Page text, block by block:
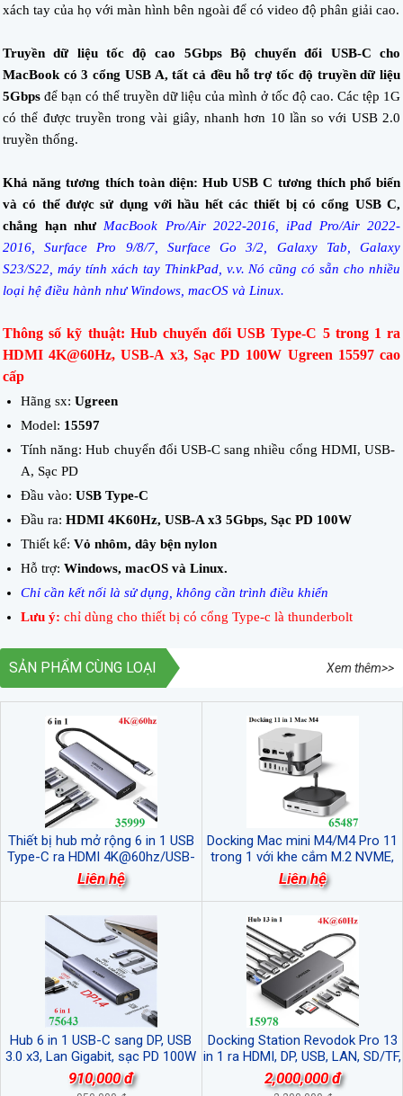
xách tay của họ với màn hình bên ngoài để có video độ phân giải cao.
Truyền dữ liệu tốc độ cao 5Gbps Bộ chuyển đổi USB-C cho
MacBook có 3 cổng USB A, tất cả đều hỗ trợ tốc độ truyền dữ liệu
5Gbps để bạn có thể truyền dữ liệu của mình ở tốc độ cao. Các tệp 1G
có thể được truyền trong vài giây, nhanh hơn 10 lần so với USB 2.0
truyền thống.
Khả năng tương thích toàn diện: Hub USB C tương thích phổ biến
và có thể được sử dụng với hầu hết các thiết bị có cổng USB C,
chẳng hạn như MacBook Pro/Air 2022-2016, iPad Pro/Air 2022-
2016, Surface Pro 9/8/7, Surface Go 3/2, Galaxy Tab, Galaxy
S23/S22, máy tính xách tay ThinkPad, v.v. Nó cũng có sẵn cho nhiều
loại hệ điều hành như Windows, macOS và Linux.
Thông số kỹ thuật: Hub chuyển đổi USB Type-C 5 trong 1 ra
HDMI 4K@60Hz, USB-A x3, Sạc PD 100W Ugreen 15597 cao
cấp
Hãng sx: Ugreen
Model: 15597
Tính năng: Hub chuyển đổi USB-C sang nhiều cổng HDMI, USB-
A, Sạc PD
Đầu vào: USB Type-C
Đầu ra: HDMI 4K60Hz, USB-A x3 5Gbps, Sạc PD 100W
Thiết kế: Vỏ nhôm, dây bện nylon
Hỗ trợ: Windows, macOS và Linux.
Chỉ cần kết nối là sử dụng, không cần trình điều khiển
Lưu ý: chỉ dùng cho thiết bị có cổng Type-c là thunderbolt
Xem thêm>>
SẢN PHẨM CÙNG LOẠI
Thiết bị hub mở rộng 6 in 1 USB
Type-C ra HDMI 4K@60hz/USB-
A/USB-C/PD Ugreen 35999 cao
cấp
Liên hệ
Docking Mac mini M4/M4 Pro 11
trong 1 với khe cắm M.2 NVME,
USB-A và USB-C, SD/TF Ugreen
65487
Liên hệ
Hub 6 in 1 USB-C sang DP, USB
3.0 x3, Lan Gigabit, sạc PD 100W
hỗ trợ 4K/60Hz Ugreen 75643 cao
cấp
910,000 đ
Docking Station Revodok Pro 13
in 1 ra HDMI, DP, USB, LAN, SD/TF,
PD 100W Ugreen 15978 cao cấp
2,000,000 đ